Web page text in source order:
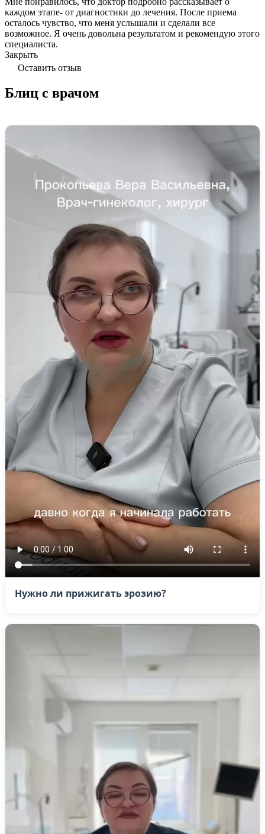
каждом этапе- от диагностики до лечения. После приема
осталось чувство, что меня услышали и сделали все
возможное. Я очень довольна результатом и рекомендую этого
специалиста.
Закрыть
Оставить отзыв
Блиц с врачом
Нужно ли прижигать эрозию?